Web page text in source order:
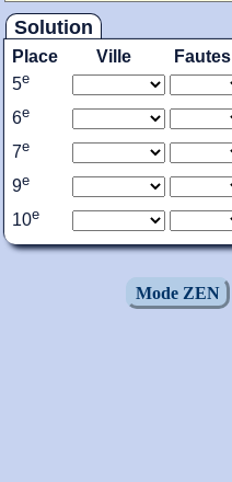
Solution
Place Ville Fautes
5e
6e
7e
9e
10e
Mode ZEN